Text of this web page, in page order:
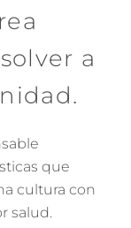
a
que
cultura con
salud.